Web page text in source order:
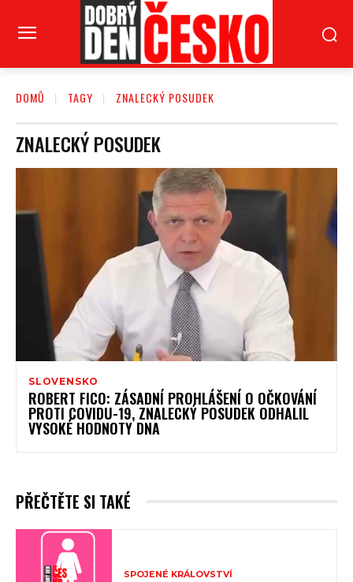
DOMŮ TAGY ZNALECKÝ POSUDEK
ZNALECKÝ POSUDEK
SLOVENSKO
ROBERT FICO: ZÁSADNÍ PROHLÁŠENÍ O OČKOVÁNÍ
PROTI COVIDU-19, ZNALECKÝ POSUDEK ODHALIL
VYSOKÉ HODNOTY DNA
PŘEČTĚTE SI TAKÉ
SPOJENÉ KRÁLOVSTVÍ